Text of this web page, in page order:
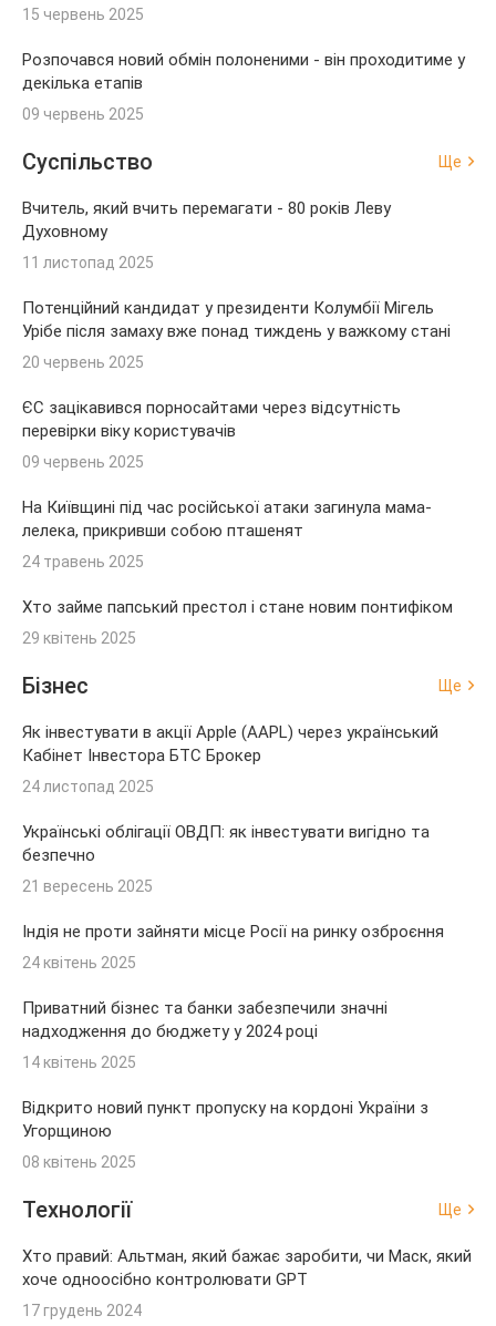
15 червень 2025
Розпочався новий обмін полоненими - він проходитиме у
декілька етапів
09 червень 2025
Суспільство Ще
Вчитель, який вчить перемагати - 80 років Леву
Духовному
11 листопад 2025
Потенційний кандидат у президенти Колумбії Мігель
Урібе після замаху вже понад тиждень у важкому стані
20 червень 2025
ЄС зацікавився порносайтами через відсутність
перевірки віку користувачів
09 червень 2025
На Київщині під час російської атаки загинула мама-
лелека, прикривши собою пташенят
24 травень 2025
Хто займе папський престол і стане новим понтифіком
29 квітень 2025
Бізнес Ще
Як інвестувати в акції Apple (AAPL) через український
Кабінет Інвестора БТС Брокер
24 листопад 2025
Українські облігації ОВДП: як інвестувати вигідно та
безпечно
21 вересень 2025
Індія не проти зайняти місце Росії на ринку озброєння
24 квітень 2025
Приватний бізнес та банки забезпечили значні
надходження до бюджету у 2024 році
14 квітень 2025
Відкрито новий пункт пропуску на кордоні України з
Угорщиною
08 квітень 2025
Технології Ще
Хто правий: Альтман, який бажає заробити, чи Маск, який
хоче одноосібно контролювати GPT
17 грудень 2024